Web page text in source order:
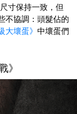
寸保持一致，但
不協調：頭髮佔的
大壞蛋》 中壞蛋們
》